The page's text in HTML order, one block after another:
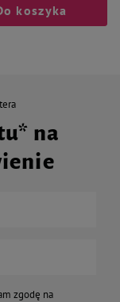
koszyka
na
zgodę na